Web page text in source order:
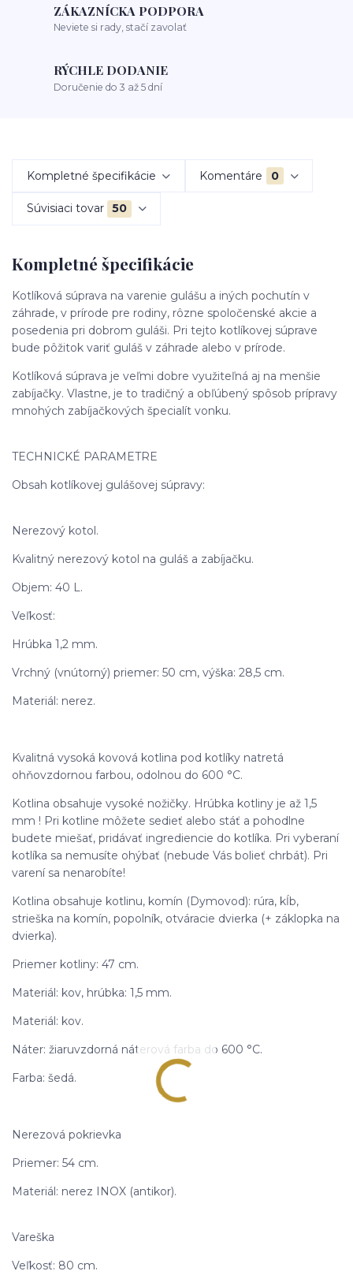
ZÁKAZNÍCKA PODPORA
Neviete si rady, stačí zavolať
RÝCHLE DODANIE
Doručenie do 3 až 5 dní
Kompletné špecifikácie Komentáre 0
Súvisiaci tovar 50
Kompletné špecifikácie
Kotlíková súprava na varenie gulášu a iných pochutín v
záhrade, v prírode pre rodiny, rôzne spoločenské akcie a
posedenia pri dobrom guláši. Pri tejto kotlíkovej súprave
bude pôžitok variť guláš v záhrade alebo v prírode.
Kotlíková súprava je veľmi dobre využiteľná aj na menšie
zabíjačky. Vlastne, je to tradičný a obľúbený spôsob prípravy
mnohých zabíjačkových špecialít vonku.
TECHNICKÉ PARAMETRE
Obsah kotlíkovej gulášovej súpravy:
Nerezový kotol.
Kvalitný nerezový kotol na guláš a zabíjačku.
Objem: 40 L.
Veľkosť:
Hrúbka 1,2 mm.
Vrchný (vnútorný) priemer: 50 cm, výška: 28,5 cm.
Materiál: nerez.
Kvalitná vysoká kovová kotlina pod kotlíky natretá
ohňovzdornou farbou, odolnou do 600 °C.
Kotlina obsahuje vysoké nožičky. Hrúbka kotliny je až 1,5
mm ! Pri kotline môžete sedieť alebo stáť a pohodlne
budete miešať, pridávať ingrediencie do kotlíka. Pri vyberaní
kotlíka sa nemusíte ohýbať (nebude Vás bolieť chrbát). Pri
varení sa nenarobíte!
Kotlina obsahuje kotlinu, komín (Dymovod): rúra, kĺb,
strieška na komín, popolník, otváracie dvierka (+ záklopka na
dvierka).
Priemer kotliny: 47 cm.
Materiál: kov, hrúbka: 1,5 mm.
Materiál: kov.
Náter: žiaruvzdorná náterová farba do 600 °C.
Farba: šedá.
Nerezová pokrievka
Priemer: 54 cm.
Materiál: nerez INOX (antikor).
Vareška
Veľkosť: 80 cm.